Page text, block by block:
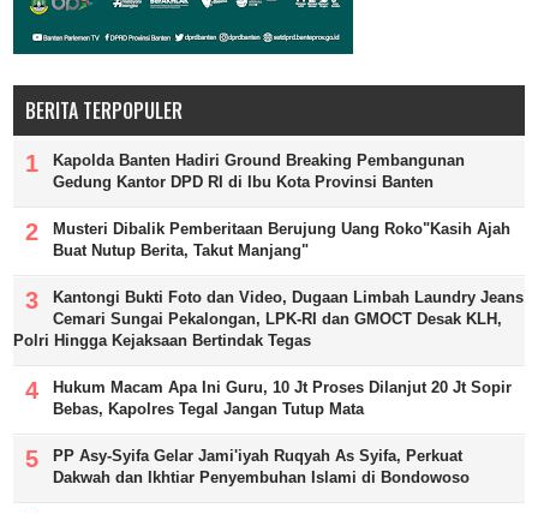
BERITA TERPOPULER
Kapolda Banten Hadiri Ground Breaking Pembangunan
Gedung Kantor DPD RI di Ibu Kota Provinsi Banten
Musteri Dibalik Pemberitaan Berujung Uang Roko"Kasih Ajah
Buat Nutup Berita, Takut Manjang"
Kantongi Bukti Foto dan Video, Dugaan Limbah Laundry Jeans
Cemari Sungai Pekalongan, LPK-RI dan GMOCT Desak KLH,
Polri Hingga Kejaksaan Bertindak Tegas
Hukum Macam Apa Ini Guru, 10 Jt Proses Dilanjut 20 Jt Sopir
Bebas, Kapolres Tegal Jangan Tutup Mata
PP Asy-Syifa Gelar Jami'iyah Ruqyah As Syifa, Perkuat
Dakwah dan Ikhtiar Penyembuhan Islami di Bondowoso